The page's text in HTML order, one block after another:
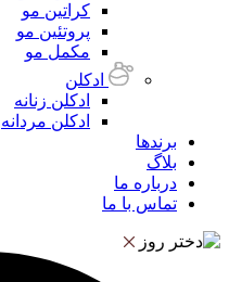
کراتین مو
پروتئین مو
مکمل مو
ادکلن
ادکلن زنانه
ادکلن مردانه
برندها
بلاگ
درباره ما
تماس با ما